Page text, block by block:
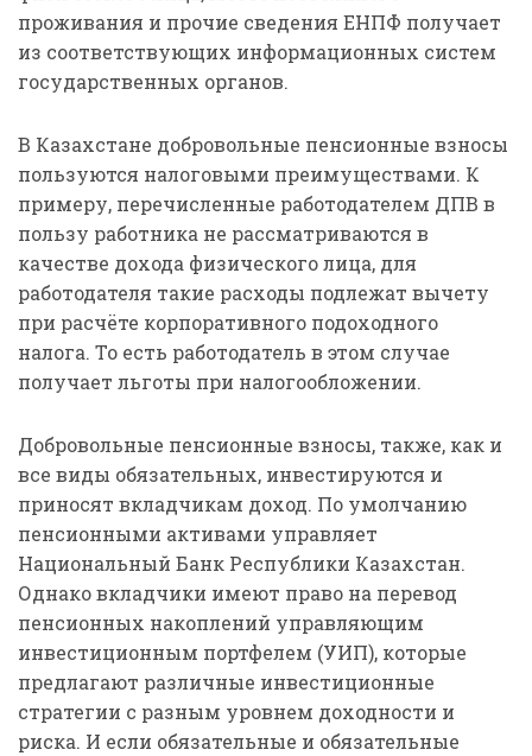
проживания и прочие сведения ЕНПФ получает
из соответствующих информационных систем
государственных органов.
В Казахстане добровольные пенсионные взносы
пользуются налоговыми преимуществами. К
примеру, перечисленные работодателем ДПВ в
пользу работника не рассматриваются в
качестве дохода физического лица, для
работодателя такие расходы подлежат вычету
при расчёте корпоративного подоходного
налога. То есть работодатель в этом случае
получает льготы при налогообложении.
Добровольные пенсионные взносы, также, как и
все виды обязательных, инвестируются и
приносят вкладчикам доход. По умолчанию
пенсионными активами управляет
Национальный Банк Республики Казахстан.
Однако вкладчики имеют право на перевод
пенсионных накоплений управляющим
инвестиционным портфелем (УИП), которые
предлагают различные инвестиционные
стратегии с разным уровнем доходности и
риска. И если обязательные и обязательные